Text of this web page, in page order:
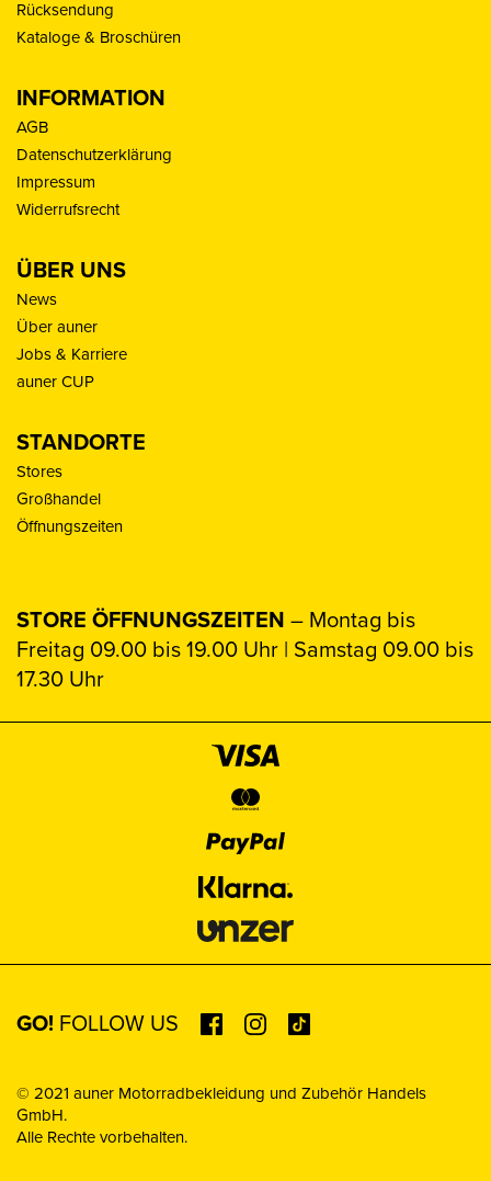
Rücksendung
Kataloge & Broschüren
INFORMATION
AGB
Datenschutzerklärung
Impressum
Widerrufsrecht
ÜBER UNS
News
Über auner
Jobs & Karriere
auner CUP
STANDORTE
Stores
Großhandel
Öffnungszeiten
STORE ÖFFNUNGSZEITEN – Montag bis
Freitag 09.00 bis 19.00 Uhr | Samstag 09.00 bis
17.30 Uhr
GO! FOLLOW US
© 2021 auner Motorradbekleidung und Zubehör Handels
GmbH.
Alle Rechte vorbehalten.